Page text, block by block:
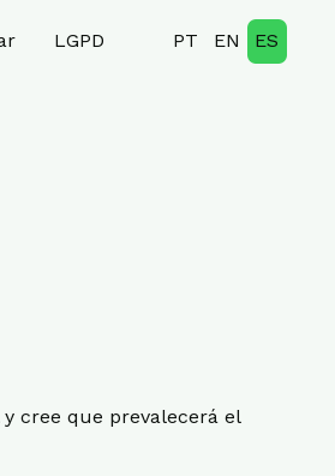
LGPD PT EN ES
cree que prevalecerá el